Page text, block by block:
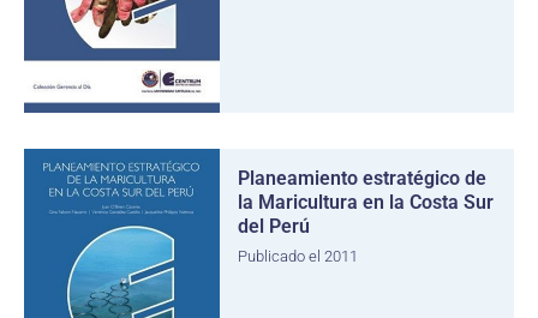
Planeamiento estratégico de
la Maricultura en la Costa Sur
del Perú
Publicado el 2011